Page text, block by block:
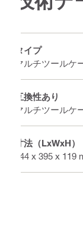
タイプ
マルチツールケ
互換性あり
マルチツールケ
寸法（LxWxH）
444 x 395 x 119